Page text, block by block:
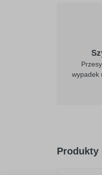
wypadek
Produkty